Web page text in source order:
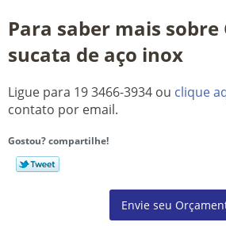
Para saber mais sobre
sucata de aço inox
Ligue para 19 3466-3934 ou clique
contato por email.
Gostou? compartilhe!
Envie seu